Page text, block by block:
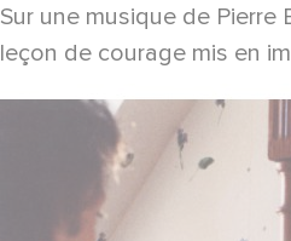
Sur une musique de
leçon de courage mis en